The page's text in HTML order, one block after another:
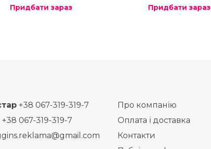
Придбати зараз
Придбати зараз
+38 067-319-319-7
+38 067-319-319-7
Про компанію
Оплата і доставка
Контакти